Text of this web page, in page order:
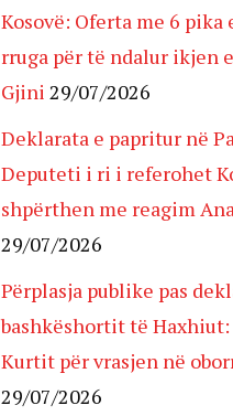
Kosovë: Oferta me 6 pika
rruga për të ndalur ikjen
Gjini 29/07/2026
Deklarata e papritur në
Deputeti i ri i referohet
shpërthen me reagim
29/07/2026
Përplasja publike pas
bashkëshortit të
Kurtit për vrasjen në
29/07/2026